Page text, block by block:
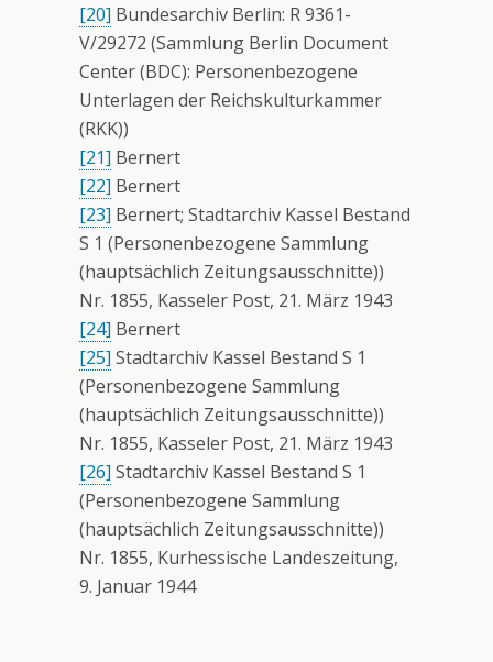
[20] Bundesarchiv Berlin: R 9361-
V/29272 (Sammlung Berlin Document
Center (BDC): Personenbezogene
Unterlagen der Reichskulturkammer
(RKK))
[21] Bernert
[22] Bernert
[23] Bernert; Stadtarchiv Kassel Bestand
S 1 (Personenbezogene Sammlung
(hauptsächlich Zeitungsausschnitte))
Nr. 1855, Kasseler Post, 21. März 1943
[24] Bernert
[25] Stadtarchiv Kassel Bestand S 1
(Personenbezogene Sammlung
(hauptsächlich Zeitungsausschnitte))
Nr. 1855, Kasseler Post, 21. März 1943
[26] Stadtarchiv Kassel Bestand S 1
(Personenbezogene Sammlung
(hauptsächlich Zeitungsausschnitte))
Nr. 1855, Kurhessische Landeszeitung,
9. Januar 1944